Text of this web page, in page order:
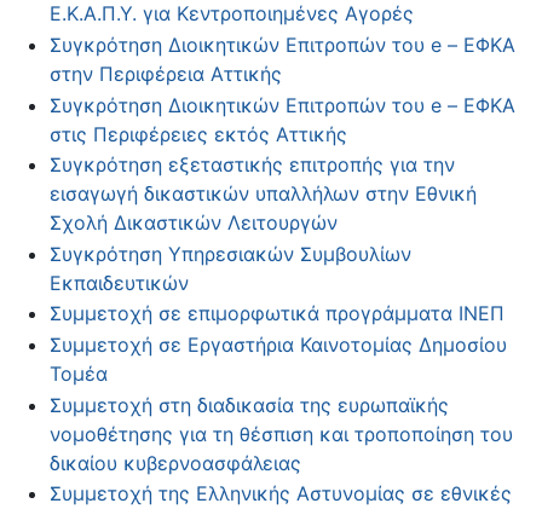
Ε.Κ.Α.Π.Υ. για Κεντροποιημένες Αγορές
Συγκρότηση Διοικητικών Επιτροπών του e – ΕΦΚΑ
στην Περιφέρεια Αττικής
Συγκρότηση Διοικητικών Επιτροπών του e – ΕΦΚΑ
στις Περιφέρειες εκτός Αττικής
Συγκρότηση εξεταστικής επιτροπής για την
εισαγωγή δικαστικών υπαλλήλων στην Εθνική
Σχολή Δικαστικών Λειτουργών
Συγκρότηση Υπηρεσιακών Συμβουλίων
Εκπαιδευτικών
Συμμετοχή σε επιμορφωτικά προγράμματα ΙΝΕΠ
Συμμετοχή σε Εργαστήρια Καινοτομίας Δημοσίου
Τομέα
Συμμετοχή στη διαδικασία της ευρωπαϊκής
νομοθέτησης για τη θέσπιση και τροποποίηση του
δικαίου κυβερνοασφάλειας
Συμμετοχή της Ελληνικής Αστυνομίας σε εθνικές